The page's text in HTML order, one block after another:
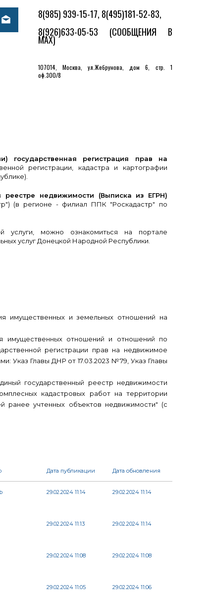
8(985) 939-15-17, 8(495)181-52-83,
8(926)633-05-53 (СООБЩЕНИЯ В
MAX)
107014, Москва, ул.Жебрунова, дом 6, стр. 1
оф.300/8
государственная регистрация прав на
регистрации, кадастра и картографии
недвижимости (Выписка из ЕГРН)
(в регионе - филиал ППК "Роскадастр" по
услуги, можно ознакомиться на портале
услуг Донецкой Народной Республики.
имущественных и земельных отношений на
имущественных отношений и отношений по
регистрации прав на недвижимое
Указ Главы ДНР от 17.03.2023 №79, Указ Главы
государственный реестр недвижимости
кадастровых работ на территории
ранее учтенных объектов недвижимости" (с
Дата публикации Дата обновления
29.02.2024 11:14 29.02.2024 11:14
29.02.2024 11:13 29.02.2024 11:14
29.02.2024 11:08 29.02.2024 11:08
29.02.2024 11:05 29.02.2024 11:06